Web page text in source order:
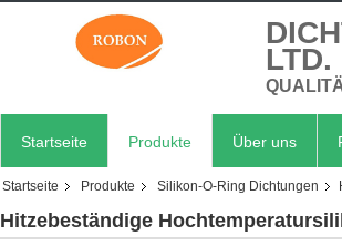
LTD.
Startseite Produkte Über uns
Startseite Produkte Silikon-O-Ring Dichtungen
Hitzebeständige